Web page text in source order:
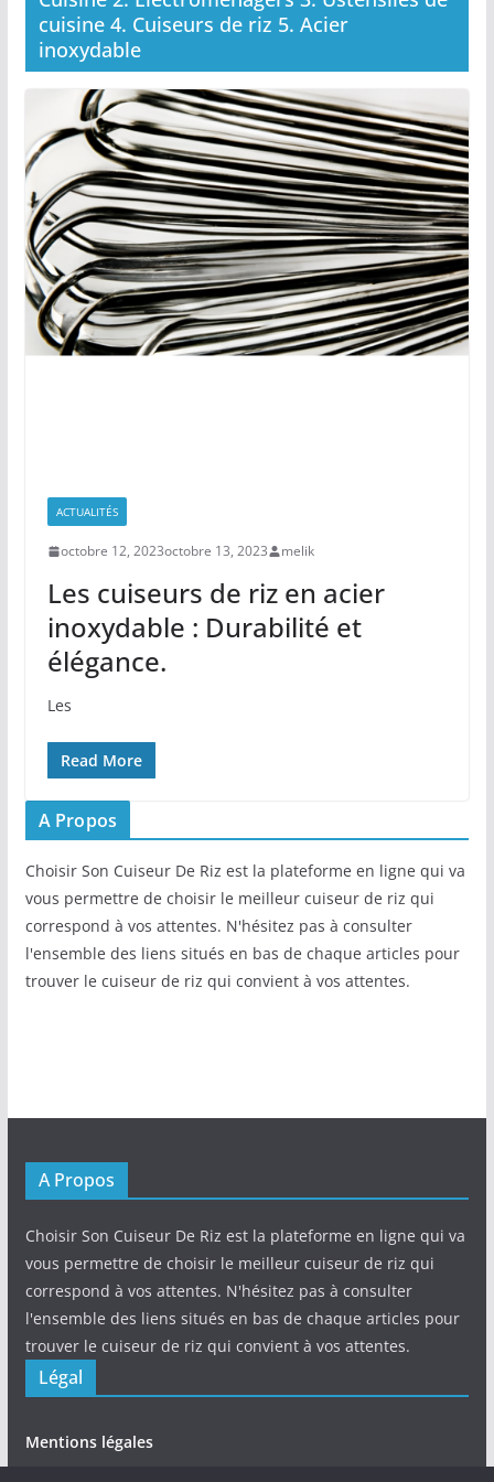
cuisine 4. Cuiseurs de riz 5. Acier
inoxydable
ACTUALITÉS
octobre 12, 2023octobre 13, 2023 melik
Les cuiseurs de riz en acier
inoxydable : Durabilité et
élégance.
Les
Read More
A Propos
Choisir Son Cuiseur De Riz est la plateforme en ligne qui va
vous permettre de choisir le meilleur cuiseur de riz qui
correspond à vos attentes. N'hésitez pas à consulter
l'ensemble des liens situés en bas de chaque articles pour
trouver le cuiseur de riz qui convient à vos attentes.
A Propos
Choisir Son Cuiseur De Riz est la plateforme en ligne qui va
vous permettre de choisir le meilleur cuiseur de riz qui
correspond à vos attentes. N'hésitez pas à consulter
l'ensemble des liens situés en bas de chaque articles pour
trouver le cuiseur de riz qui convient à vos attentes.
Légal
Mentions légales